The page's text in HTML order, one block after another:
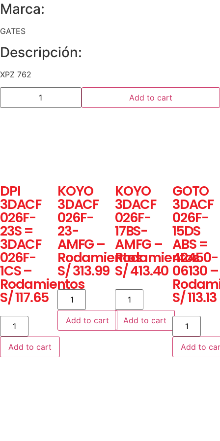
Marca:
GATES
Descripción:
XPZ 762
Add to cart
DPI
3DACF
026F-
23S =
3DACF
026F-
1CS –
Rodamientos
S/117.65
Add to cart
KOYO
3DACF
026F-
23-
AMFG –
Rodamientos
S/313.99
Add to cart
KOYO
3DACF
026F-
17BS-
AMFG –
Rodamientos
S/413.40
Add to cart
GOTO
3DACF
026F-
15DS
ABS =
42450-
06130 –
S/113.13
Add to